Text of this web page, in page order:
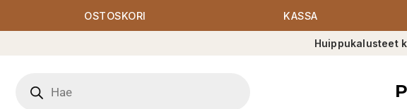
OSTOSKORI KASSA
Huippukalusteet
search